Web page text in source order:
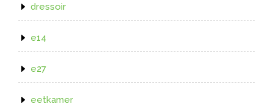
dressoir
e14
e27
eetkamer